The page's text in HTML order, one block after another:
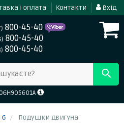
і оплата Контакти Вхід
800-45-40
800-45-40
800-45-40
6 Подушки двигуна